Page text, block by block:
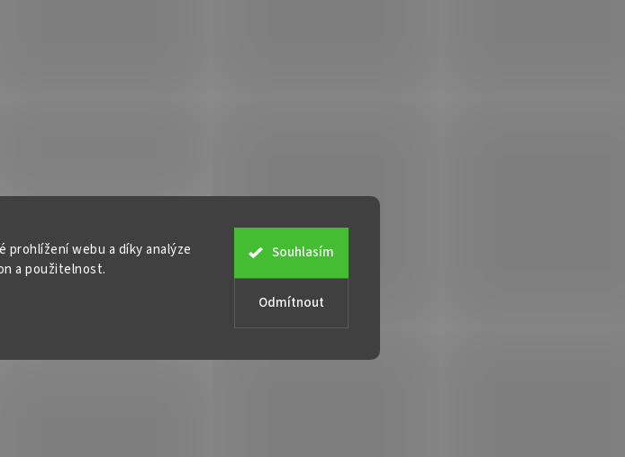
prohlížení webu a díky analýze
a použitelnost.
Odmítnout
Souhlasím